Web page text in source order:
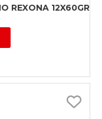
REXONA 12X60GR